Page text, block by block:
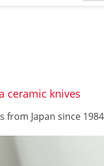
ceramic knives
from Japan since 1984